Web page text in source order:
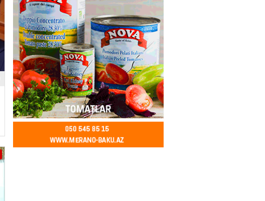
07.08.2026- 14:15
GÜNDƏM
Kartdan karta istədiyiniz qədər
köçürmə edə bilərsiniz – VİDEO
07.08.2026- 14:00 154
MANŞET
Mişustin avtomobildə Paşinyana nə
deyib?
- 13:45